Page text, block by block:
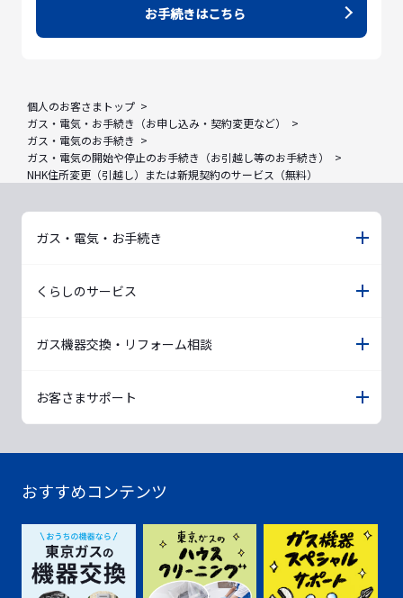
お手続きはこちら
個人のお客さまトップ
ガス・電気・お手続き（お申し込み・契約変更など）
ガス・電気のお手続き
ガス・電気の開始や停止のお手続き（お引越し等のお手続き）
NHK住所変更（引越し）または新規契約のサービス（無料）
ガス・電気・お手続き
くらしのサービス
ガス機器交換・リフォーム相談
お客さまサポート
おすすめコンテンツ